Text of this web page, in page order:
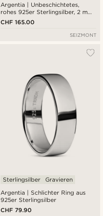
Argentia | Unbeschichtetes,
rohes 925er Sterlingsilber, 2 mm,
Ankerkette, Halskette
CHF 165.00
SEIZMONT
Argentia | Schlichter Ring aus
925er Sterlingsilber
Sterlingsilber Gravieren
CHF 79.90